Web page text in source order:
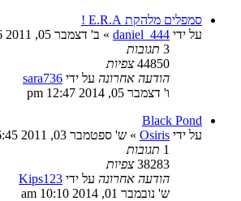
סמפלים מלהקת E.R.A !
על ידי daniel_444
» ב' דצמבר 05, 2011 10:46 pm
3 תגובות
44850 צפיות
הודעה אחרונה על ידי sara736
ו' דצמבר 05, 2014 12:47 pm
Black Pond
על ידי Osiris
» ש' ספטמבר 03, 2011 6:45 pm
1 תגובות
38283 צפיות
הודעה אחרונה על ידי Kips123
ש' נובמבר 01, 2014 10:10 am